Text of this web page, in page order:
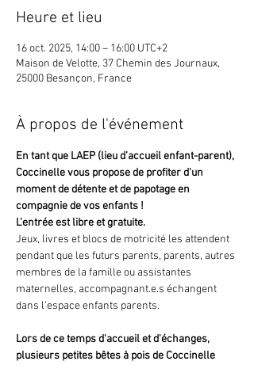
Heure et lieu
16 oct. 2025, 14:00 – 16:00 UTC+2
Maison de Velotte, 37 Chemin des Journaux,
25000 Besançon, France
À propos de l'événement
En tant que LAEP (lieu d’accueil enfant-parent),
Coccinelle vous propose de profiter d'un
moment de détente et de papotage en
compagnie de vos enfants !
L’entrée est libre et gratuite.
Jeux, livres et blocs de motricité les attendent
pendant que les futurs parents, parents, autres
membres de la famille ou assistantes
maternelles, accompagnant.e.s échangent
dans l'espace enfants parents.
Lors de ce temps d'accueil et d'échanges,
plusieurs petites bêtes à pois de Coccinelle